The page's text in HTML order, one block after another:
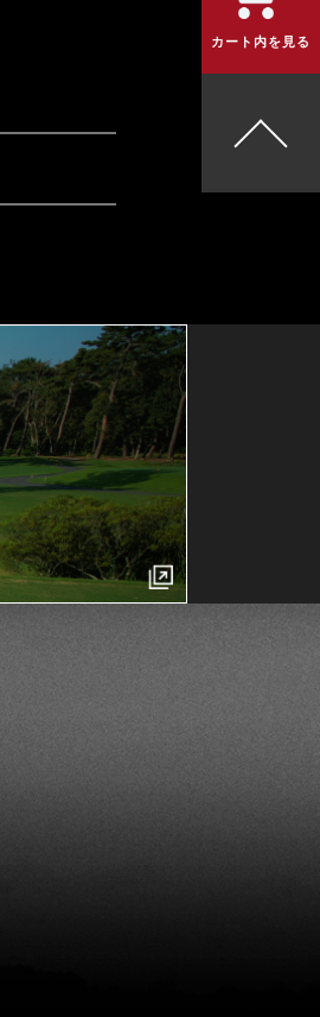
カート内を見る